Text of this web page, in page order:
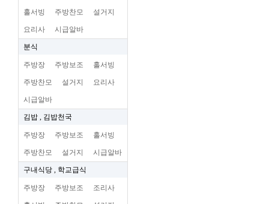
홀서빙 주방찬모 설거지
요리사 시급알바
분식
주방장 주방보조 홀서빙
주방찬모 설거지 요리사
시급알바
김밥 , 김밥천국
주방장 주방보조 홀서빙
주방찬모 설거지 시급알바
구내식당 , 학교급식
주방장 주방보조 조리사